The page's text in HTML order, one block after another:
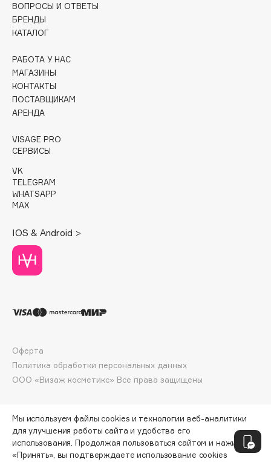
Crescina
Cunzite
D
d'Alba
DARLING*
Darphin
Davines
Deonica
Dior
Divage
Dolce & Gabbana
DP Daily Perfection
Dr.Althea
Dr.Ceuracle
Dyson
ВОПРОСЫ И ОТВЕТЫ
БРЕНДЫ
КАТАЛОГ
РАБОТА У НАС
МАГАЗИНЫ
КОНТАКТЫ
ПОСТАВЩИКАМ
АРЕНДА
VISAGE PRO
СЕРВИСЫ
VK
TELEGRAM
WHATSAPP
MAX
IOS & Android >
ООО «Визаж косметикс» Все права защищены
Оферта
Политика обработки персональных данных
Мы используем файлы cookies и технологии веб-аналитики
для улучшения работы сайта и удобства его
использования. Продолжая пользоваться сайтом и нажимая
«Принять», вы подтверждаете использование cookies